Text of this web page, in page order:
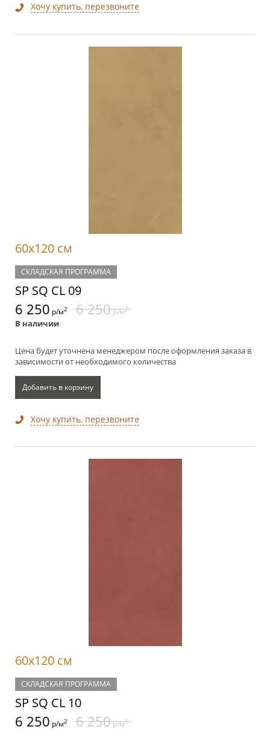
Хочу купить, перезвоните
60x120 см
СКЛАДСКАЯ ПРОГРАММА
SP SQ CL 09
6 250 р/м2 6 250р/м2
В наличии
Цена будет уточнена менеджером после оформления заказа в
зависимости от необходимого количества
Добавить в корзину
Хочу купить, перезвоните
60x120 см
СКЛАДСКАЯ ПРОГРАММА
SP SQ CL 10
6 250 р/м2 6 250р/м2